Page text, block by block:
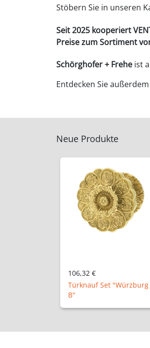
Stöbern Sie in unseren
Seit 2025 kooperiert
Preise zum Sortiment
Schörghofer + Frehe ist
Entdecken Sie
Neue Produkte
107,52 €
Türknauf Set "Elze", Ø72
mm, Messing patiniert